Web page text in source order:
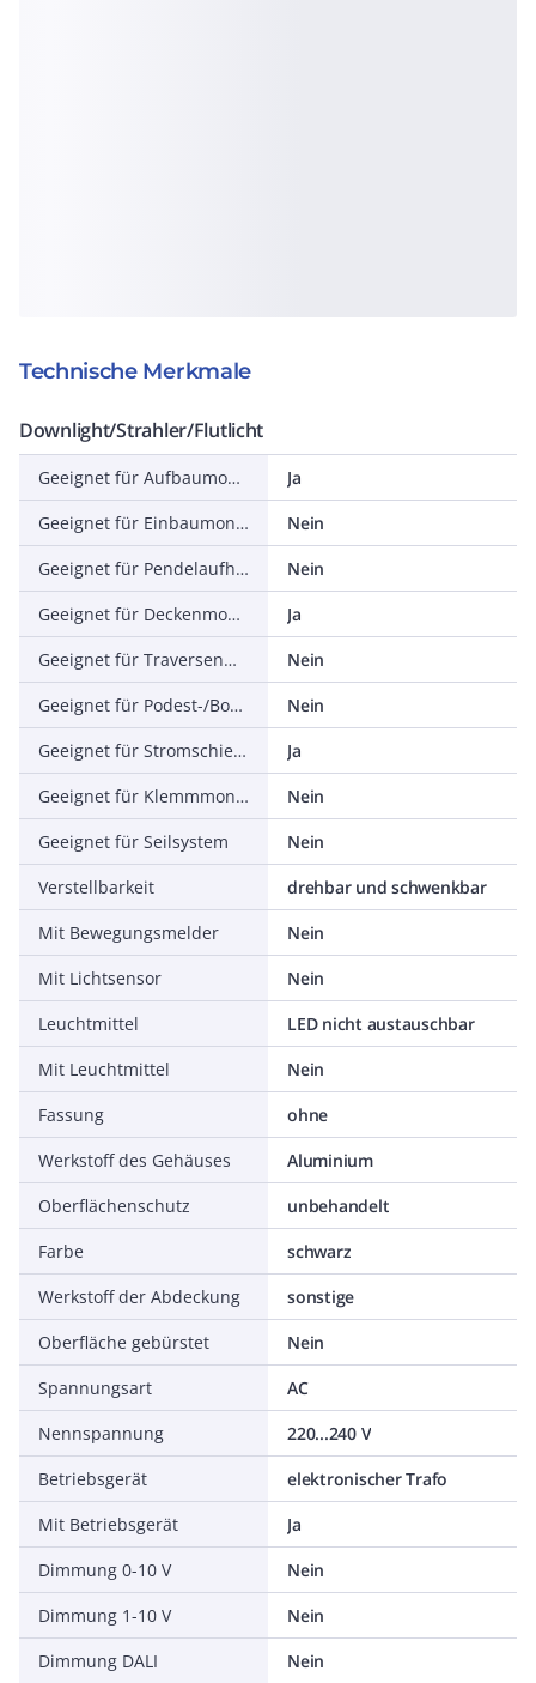
Technische Merkmale
Downlight/Strahler/Flutlicht
Geeignet für Aufbaumontage
Ja
Geeignet für Einbaumontage
Nein
Geeignet für Pendelaufhängung
Nein
Geeignet für Deckenmontage
Ja
Geeignet für Traversenmontage
Nein
Geeignet für Podest-/Bodenmontage
Nein
Geeignet für Stromschienenmontage
Ja
Geeignet für Klemmmontage
Nein
Geeignet für Seilsystem
Nein
Verstellbarkeit
drehbar und schwenkbar
Mit Bewegungsmelder
Nein
Mit Lichtsensor
Nein
Leuchtmittel
LED nicht austauschbar
Mit Leuchtmittel
Nein
Fassung
ohne
Werkstoff des Gehäuses
Aluminium
Oberflächenschutz
unbehandelt
Farbe
schwarz
Werkstoff der Abdeckung
sonstige
Oberfläche gebürstet
Nein
Spannungsart
AC
Nennspannung
220...240 V
Betriebsgerät
elektronischer Trafo
Mit Betriebsgerät
Ja
Dimmung 0-10 V
Nein
Dimmung 1-10 V
Nein
Dimmung DALI
Nein